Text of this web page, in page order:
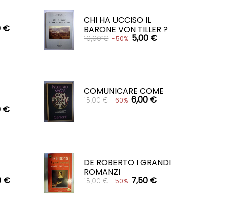
€
CHI HA UCCISO IL
BARONE VON TILLER ?
10,00 € -50% 5,00 €
€
COMUNICARE COME
15,00 € -60% 6,00 €
€
DE ROBERTO I GRANDI
ROMANZI
15,00 € -50% 7,50 €